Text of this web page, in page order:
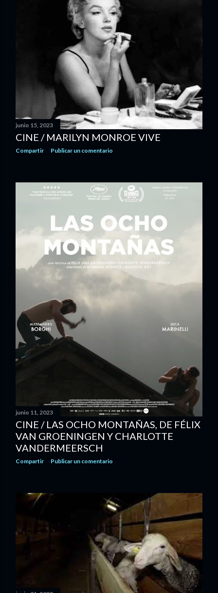
junio 15, 2023
CINE / MARILYN MONROE VIVE
Compartir Publicar un comentario
junio 11, 2023
CINE / LAS OCHO MONTAÑAS, DE FÉLIX
VAN GROENINGEN Y CHARLOTTE
VANDERMEERSCH
Compartir Publicar un comentario